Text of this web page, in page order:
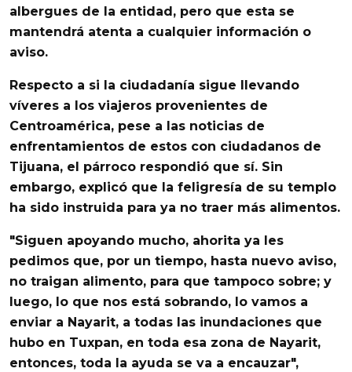
albergues de la entidad, pero que esta se
mantendrá atenta a cualquier información o
aviso.
Respecto a si la ciudadanía sigue llevando
víveres a los viajeros provenientes de
Centroamérica, pese a las noticias de
enfrentamientos de estos con ciudadanos de
Tijuana, el párroco respondió que sí. Sin
embargo, explicó que la feligresía de su templo
ha sido instruida para ya no traer más alimentos.
"Siguen apoyando mucho, ahorita ya les
pedimos que, por un tiempo, hasta nuevo aviso,
no traigan alimento, para que tampoco sobre; y
luego, lo que nos está sobrando, lo vamos a
enviar a Nayarit, a todas las inundaciones que
hubo en Tuxpan, en toda esa zona de Nayarit,
entonces, toda la ayuda se va a encauzar",